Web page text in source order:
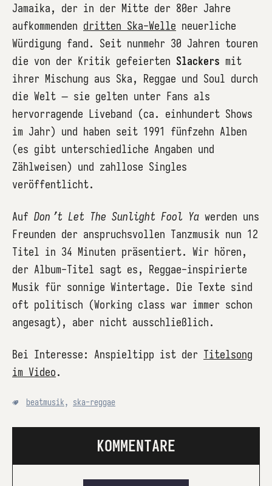
Jamaika, der in der Mitte der 80er Jahre
aufkommenden dritten Ska-Welle neuerliche
Würdigung fand. Seit nunmehr 30 Jahren touren
die von der Kritik gefeierten Slackers mit
ihrer Mischung aus Ska, Reggae und Soul durch
die Welt – sie gelten unter Fans als
hervorragende Liveband (ca. einhundert Shows
im Jahr) und haben seit 1991 fünfzehn Alben
(es gibt unterschiedliche Angaben und
Zählweisen) und zahllose Singles
veröffentlicht.
Auf Don’t Let The Sunlight Fool Ya werden uns
Freunden der anspruchsvollen Tanzmusik nun 12
Titel in 34 Minuten präsentiert. Wir hören,
der Album-Titel sagt es, Reggae-inspirierte
Musik für sonnige Wintertage. Die Texte sind
oft politisch (Working class war immer schon
angesagt), aber nicht ausschließlich.
Bei Interesse: Anspieltipp ist der Titelsong
im Video.
beatmusik, ska-reggae
KOMMENTARE